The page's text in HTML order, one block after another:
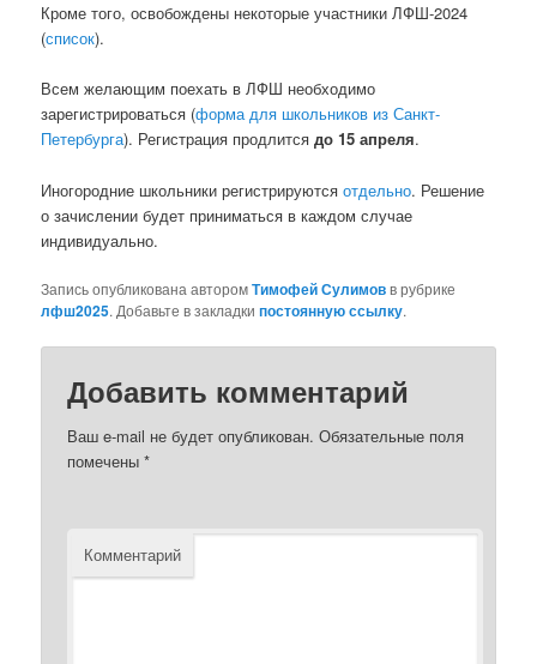
Кроме того, освобождены некоторые участники ЛФШ-2024
(список).
Всем желающим поехать в ЛФШ необходимо
зарегистрироваться (форма для школьников из Санкт-
Петербурга). Регистрация продлитсядо 15 апреля.
Иногородние школьники регистрируютсяотдельно. Решение
о зачислении будет приниматься в каждом случае
индивидуально.
Запись опубликована авторомТимофей Сулимовв рубрике
лфш2025. Добавьте в закладкипостоянную ссылку.
Добавить комментарий
Ваш e-mail не будет опубликован. Обязательные поля
помечены*
Комментарий